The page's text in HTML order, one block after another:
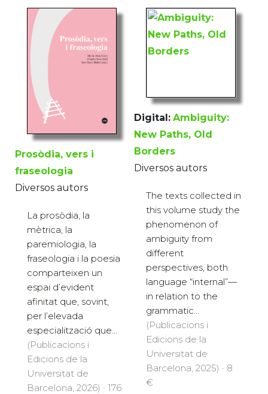
Prosòdia, vers i
fraseologia
Diversos autors
La prosòdia, la
mètrica, la
paremiologia, la
fraseologia i la poesia
comparteixen un
espai d’evident
afinitat que, sovint,
per l’elevada
especialització que...
(Publicacions i
Edicions de la
Universitat de
Barcelona, 2026) · 176
Digital: Ambiguity:
New Paths, Old
Borders
Diversos autors
The texts collected in
this volume study the
phenomenon of
ambiguity from
different
perspectives, both
language “internal”—
in relation to the
grammatic...
(Publicacions i
Edicions de la
Universitat de
Barcelona, 2025) · 8
€